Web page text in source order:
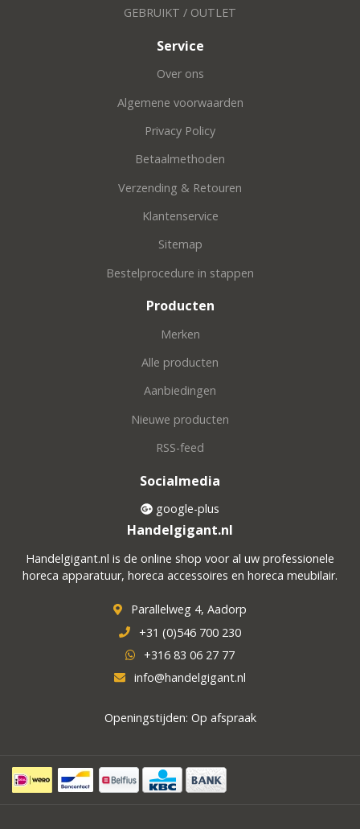
GEBRUIKT / OUTLET
Service
Over ons
Algemene voorwaarden
Privacy Policy
Betaalmethoden
Verzending & Retouren
Klantenservice
Sitemap
Bestelprocedure in stappen
Producten
Merken
Alle producten
Aanbiedingen
Nieuwe producten
RSS-feed
Socialmedia
google-plus
Handelgigant.nl
Handelgigant.nl is de online shop voor al uw professionele
horeca apparatuur, horeca accessoires en horeca meubilair.
Parallelweg 4, Aadorp
+31 (0)546 700 230
+316 83 06 27 77
info@handelgigant.nl
Openingstijden: Op afspraak